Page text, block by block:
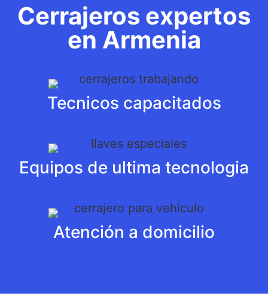
Cerrajeros expertos
en Armenia
Tecnicos capacitados
Equipos de ultima tecnologia
Atención a domicilio